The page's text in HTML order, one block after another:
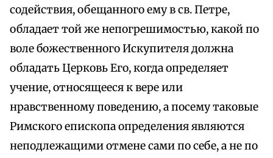
содействия, обещанного ему в св. Петре,
обладает той же непогрешимостью, какой по
воле божественного Искупителя должна
обладать Церковь Его, когда определяет
учение, относящееся к вере или
нравственному поведению, а посему таковые
Римского епископа определения являются
неподлежащими отмене сами по себе, а не по